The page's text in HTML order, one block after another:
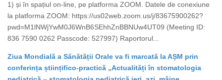
1) și în spațiul on-line, pe platforma ZOOM. Datele de conexiune
la platforma ZOOM: https://us02web.zoom.us/j/83675900262?
pwd=M1lNWjYwM0J6WnB6SEhhZnBBNUw4UT09 (Meeting ID:
836 7590 0262 Passcode: 527997) Raportorul...
Ziua Mondială a Sănătății Orale va fi marcată la AȘM prin
conferința științifico-practică „Actualități în stomatologia